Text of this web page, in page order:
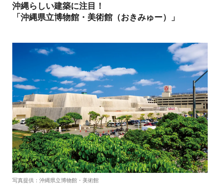
沖縄らしい建築に注目！
「沖縄県立博物館・美術館（おきみゅー）」
写真提供：沖縄県立博物館・美術館